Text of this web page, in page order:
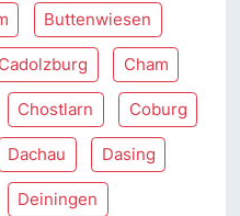
Buttenwiesen
Cadolzburg Cham
Chostlarn Coburg
Dachau Dasing
Deiningen